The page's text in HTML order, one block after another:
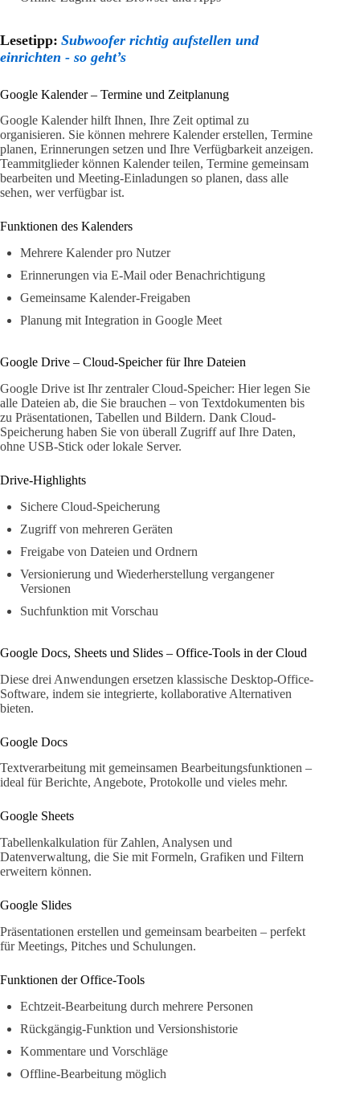
Lesetipp: Subwoofer richtig aufstellen und
einrichten - so geht’s
Google Kalender – Termine und Zeitplanung
Google Kalender hilft Ihnen, Ihre Zeit optimal zu
organisieren. Sie können mehrere Kalender erstellen, Termine
planen, Erinnerungen setzen und Ihre Verfügbarkeit anzeigen.
Teammitglieder können Kalender teilen, Termine gemeinsam
bearbeiten und Meeting-Einladungen so planen, dass alle
sehen, wer verfügbar ist.
Funktionen des Kalenders
Mehrere Kalender pro Nutzer
Erinnerungen via E-Mail oder Benachrichtigung
Gemeinsame Kalender-Freigaben
Planung mit Integration in Google Meet
Google Drive – Cloud-Speicher für Ihre Dateien
Google Drive ist Ihr zentraler Cloud-Speicher: Hier legen Sie
alle Dateien ab, die Sie brauchen – von Textdokumenten bis
zu Präsentationen, Tabellen und Bildern. Dank Cloud-
Speicherung haben Sie von überall Zugriff auf Ihre Daten,
ohne USB-Stick oder lokale Server.
Drive-Highlights
Sichere Cloud-Speicherung
Zugriff von mehreren Geräten
Freigabe von Dateien und Ordnern
Versionierung und Wiederherstellung vergangener
Versionen
Suchfunktion mit Vorschau
Google Docs, Sheets und Slides – Office-Tools in der Cloud
Diese drei Anwendungen ersetzen klassische Desktop-Office-
Software, indem sie integrierte, kollaborative Alternativen
bieten.
Google Docs
Textverarbeitung mit gemeinsamen Bearbeitungsfunktionen –
ideal für Berichte, Angebote, Protokolle und vieles mehr.
Google Sheets
Tabellenkalkulation für Zahlen, Analysen und
Datenverwaltung, die Sie mit Formeln, Grafiken und Filtern
erweitern können.
Google Slides
Präsentationen erstellen und gemeinsam bearbeiten – perfekt
für Meetings, Pitches und Schulungen.
Funktionen der Office-Tools
Echtzeit-Bearbeitung durch mehrere Personen
Rückgängig-Funktion und Versionshistorie
Kommentare und Vorschläge
Offline-Bearbeitung möglich